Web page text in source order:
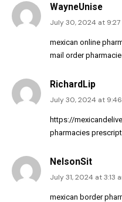
WayneUnise
July 30, 2024 at 9:27
mexican online
mail order
RichardLip
July 30, 2024 at
https://
pharmacies
NelsonSit
July 31, 2024 at 3:13
mexican border